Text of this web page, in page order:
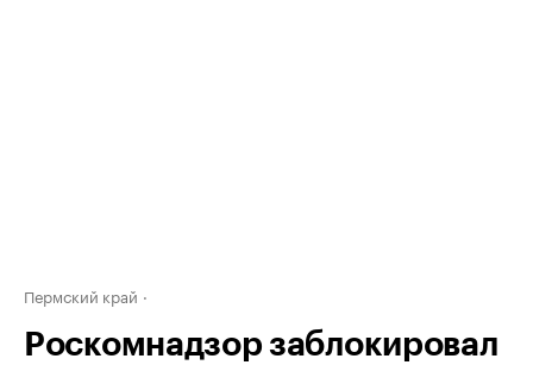
Пермский край
Роскомнадзор заблокировал